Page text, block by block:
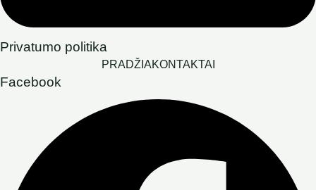
Privatumo politika
PRADŽIAKONTAKTAI
Facebook